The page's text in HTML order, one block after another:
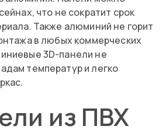
что не сократит срок
Также алюминий не горит
в любых коммерческих
3D-панели не
температур и легко
из ПВХ